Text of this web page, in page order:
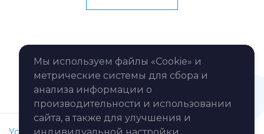
Услуги Кейсы
Мы используем файлы «Cookie» и
метрические системы для сбора и
анализа информации о
производительности и использовании
сайта, а также для улучшения и